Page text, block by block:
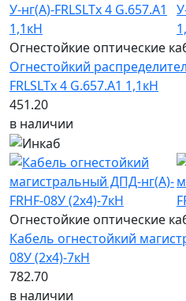
Огнестойкие оптические
Огнестойкий
FRLSLTx 4 G.657.A1 1,1кH
451.20
в наличии
Огнестойкие оптические
Кабель огнестойкий
08У (2x4)-7кН
782.70
в наличии